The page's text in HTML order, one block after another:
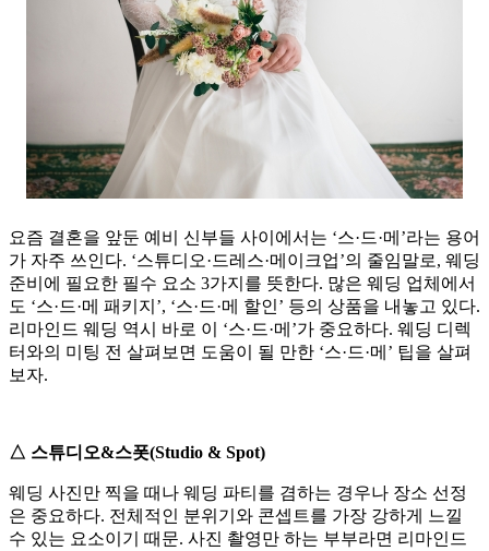
요즘 결혼을 앞둔 예비 신부들 사이에서는 ‘스·드·메’라는 용어
가 자주 쓰인다. ‘스튜디오·드레스·메이크업’의 줄임말로, 웨딩
준비에 필요한 필수 요소 3가지를 뜻한다. 많은 웨딩 업체에서
도 ‘스·드·메 패키지’, ‘스·드·메 할인’ 등의 상품을 내놓고 있다.
리마인드 웨딩 역시 바로 이 ‘스·드·메’가 중요하다. 웨딩 디렉
터와의 미팅 전 살펴보면 도움이 될 만한 ‘스·드·메’ 팁을 살펴
보자.
△ 스튜디오&스폿(Studio & Spot)
웨딩 사진만 찍을 때나 웨딩 파티를 겸하는 경우나 장소 선정
은 중요하다. 전체적인 분위기와 콘셉트를 가장 강하게 느낄
수 있는 요소이기 때문. 사진 촬영만 하는 부부라면 리마인드